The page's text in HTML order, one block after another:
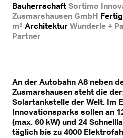
Bauherrschaft Sortimo
Zusmarshausen GmbH
m² Architektur Wunderle +
Partner
An der Autobahn A8 neben
Zusmarshausen steht die
Solartankstelle der Welt. Im
Innovationsparks sollen an
(max. 60 kW) und 24
täglich bis zu 4000